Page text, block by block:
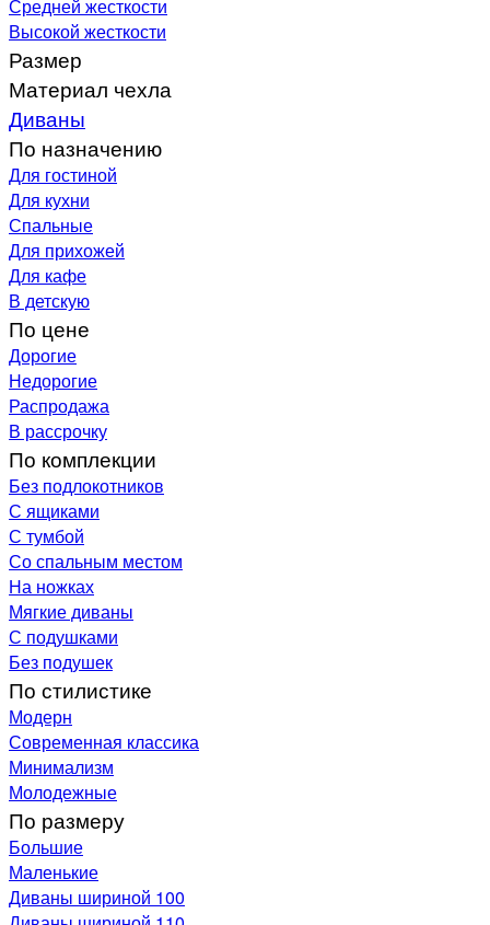
Средней жесткости
Высокой жесткости
Размер
Материал чехла
Диваны
По назначению
Для гостиной
Для кухни
Спальные
Для прихожей
Для кафе
В детскую
По цене
Дорогие
Недорогие
Распродажа
В рассрочку
По комплекции
Без подлокотников
С ящиками
С тумбой
Со спальным местом
На ножках
Мягкие диваны
С подушками
Без подушек
По стилистике
Модерн
Современная классика
Минимализм
Молодежные
По размеру
Большие
Маленькие
Диваны шириной 100